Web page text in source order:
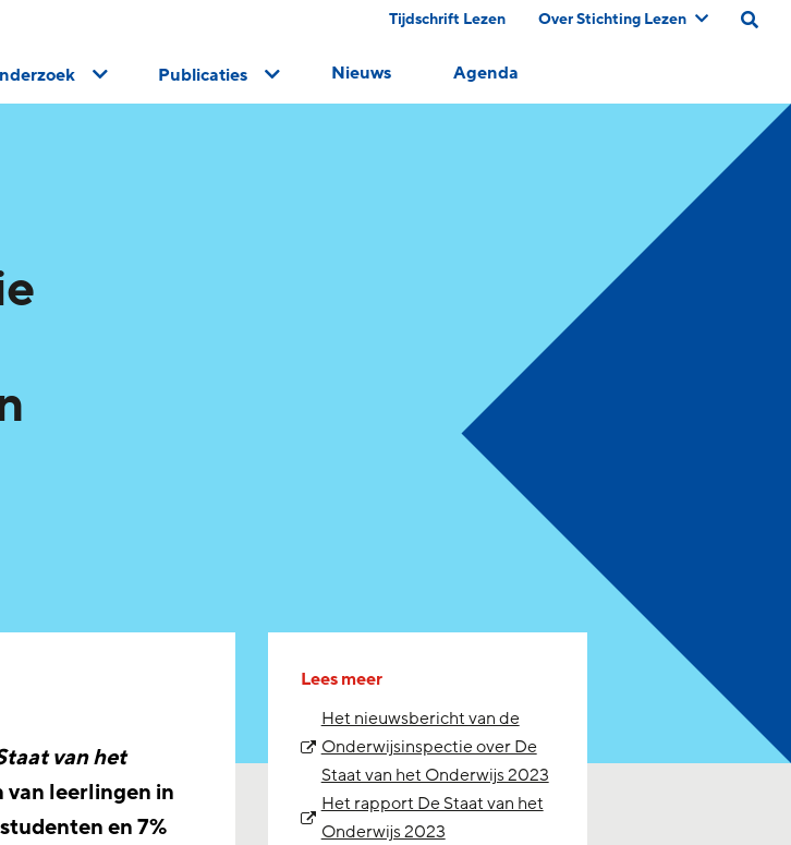
Tijdschrift Lezen Over Stichting Lezen
Publicaties Nieuws Agenda
Lees meer
Het nieuwsbericht van de
Onderwijsinspectie over De
Staat van het Onderwijs 2023
Het rapport De Staat van het
Onderwijs 2023
van het
van leerlingen in
en 7%